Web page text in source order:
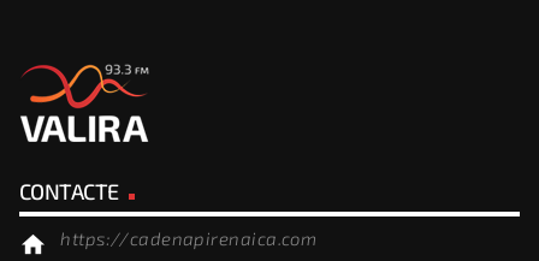
CONTACTE
home https://cadenapirenaica.com